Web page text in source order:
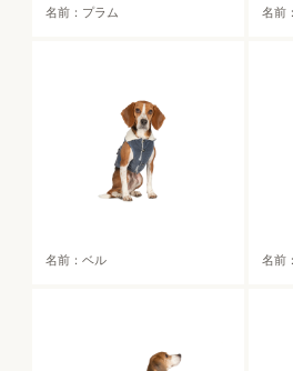
名前：プラム 名前
名前：ベル 名前